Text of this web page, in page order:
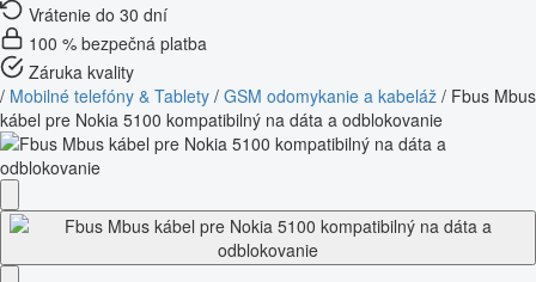
Vrátenie do 30 dní
100 % bezpečná platba
Záruka kvality
/ Mobilné telefóny & Tablety / GSM odomykanie a kabeláž / Fbus Mbus
kábel pre Nokia 5100 kompatibilný na dáta a odblokovanie